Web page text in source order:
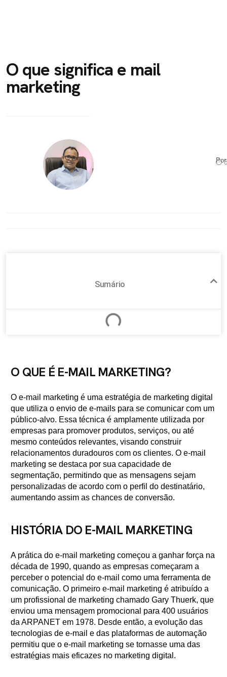
O que significa e mail
marketing
⏱
Sumário
O QUE É E-MAIL MARKETING?
O e-mail marketing é uma estratégia de marketing digital
que utiliza o envio de e-mails para se comunicar com um
público-alvo. Essa técnica é amplamente utilizada por
empresas para promover produtos, serviços, ou até
mesmo conteúdos relevantes, visando construir
relacionamentos duradouros com os clientes. O e-mail
marketing se destaca por sua capacidade de
segmentação, permitindo que as mensagens sejam
personalizadas de acordo com o perfil do destinatário,
aumentando assim as chances de conversão.
HISTÓRIA DO E-MAIL MARKETING
A prática do e-mail marketing começou a ganhar força na
década de 1990, quando as empresas começaram a
perceber o potencial do e-mail como uma ferramenta de
comunicação. O primeiro e-mail marketing é atribuído a
um profissional de marketing chamado Gary Thuerk, que
enviou uma mensagem promocional para 400 usuários
da ARPANET em 1978. Desde então, a evolução das
tecnologias de e-mail e das plataformas de automação
permitiu que o e-mail marketing se tornasse uma das
estratégias mais eficazes no marketing digital.